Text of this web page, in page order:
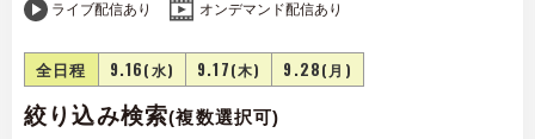
全日程 9.16(水) 9.17(木) 9.28(月)
ライブ配信あり オンデマンド配信あり
絞り込み検索(複数選択可)